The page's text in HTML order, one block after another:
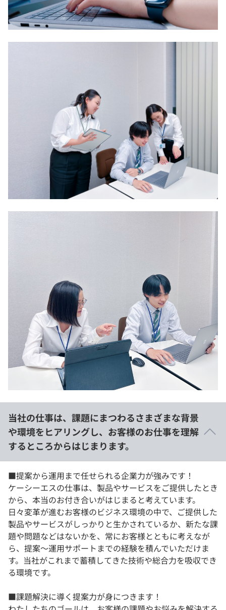
当社の仕事は、課題にまつわるさまざまな背景
や環境をヒアリングし、お客様のお仕事を理解
するところからはじまります。
■提案から運用まで任せられる企業力が強みです！
ケーシーエスの仕事は、製品やサービスをご提供したとき
から、本当のお付き合いがはじまると考えています。
日々変革が進むお客様のビジネス環境の中で、ご提供した
製品やサービスがしっかりと生かされているか、新たな課
題や問題などはないかを、常にお客様とともに考えなが
ら、提案〜運用サポートまでの経験を積んでいただけま
す。当社がこれまで蓄積してきた技術や総合力を吸収でき
る環境です。
■課題解決に導く提案力が身につきます！